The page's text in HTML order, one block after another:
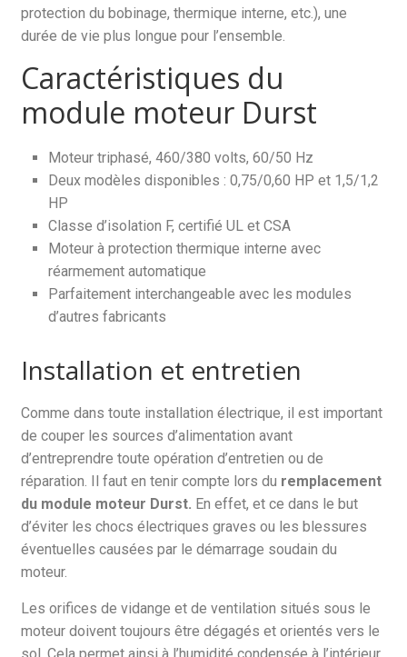
protection du bobinage, thermique interne, etc.), une
durée de vie plus longue pour l’ensemble.
Caractéristiques du
module moteur Durst
Moteur triphasé, 460/380 volts, 60/50 Hz
Deux modèles disponibles : 0,75/0,60 HP et 1,5/1,2
HP
Classe d’isolation F, certifié UL et CSA
Moteur à protection thermique interne avec
réarmement automatique
Parfaitement interchangeable avec les modules
d’autres fabricants
Installation et entretien
Comme dans toute installation électrique, il est important
de couper les sources d’alimentation avant
d’entreprendre toute opération d’entretien ou de
réparation. Il faut en tenir compte lors du remplacement
du module moteur Durst. En effet, et ce dans le but
d’éviter les chocs électriques graves ou les blessures
éventuelles causées par le démarrage soudain du
moteur.
Les orifices de vidange et de ventilation situés sous le
moteur doivent toujours être dégagés et orientés vers le